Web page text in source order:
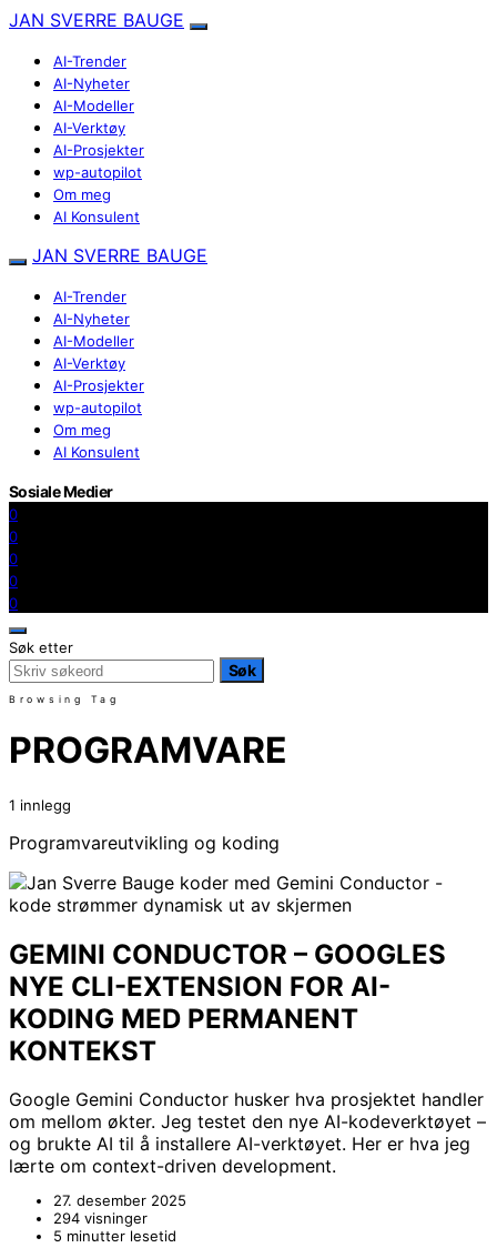
JAN SVERRE BAUGE
AI-Trender
AI-Nyheter
AI-Modeller
AI-Verktøy
AI-Prosjekter
wp-autopilot
Om meg
AI Konsulent
JAN SVERRE BAUGE
AI-Trender
AI-Nyheter
AI-Modeller
AI-Verktøy
AI-Prosjekter
wp-autopilot
Om meg
AI Konsulent
Sosiale Medier
0
0
0
0
0
Søk etter
Søk
Browsing Tag
PROGRAMVARE
1 innlegg
Programvareutvikling og koding
GEMINI CONDUCTOR – GOOGLES
NYE CLI-EXTENSION FOR AI-
KODING MED PERMANENT
KONTEKST
Google Gemini Conductor husker hva prosjektet handler
om mellom økter. Jeg testet den nye AI-kodeverktøyet –
og brukte AI til å installere AI-verktøyet. Her er hva jeg
lærte om context-driven development.
27. desember 2025
294 visninger
5 minutter lesetid